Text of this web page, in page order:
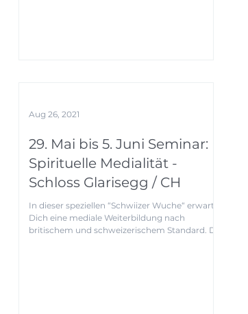
29. Mai bis 5. Juni Seminar:
Spirituelle Medialität -
Schloss Glarisegg / CH
In dieser speziellen “Schwiizer Wuche“ erwartet
Dich eine mediale Weiterbildung nach
britischem und schweizerischem Standard. Die
Aug 26, 2021